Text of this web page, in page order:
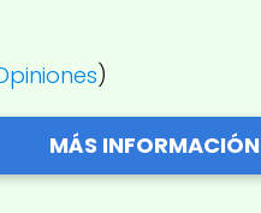
)
MÁS INFORMACIÓN